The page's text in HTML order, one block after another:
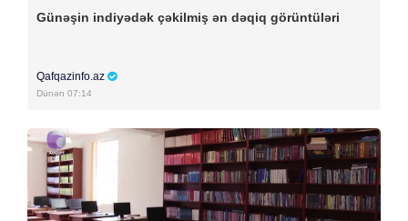
Günəşin indiyədək çəkilmiş ən dəqiq görüntüləri
Qafqazinfo.az
Dünən 07:14